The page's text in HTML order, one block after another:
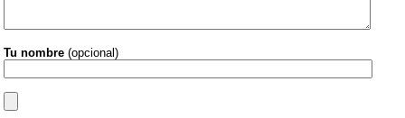
Tu nombre (opcional)